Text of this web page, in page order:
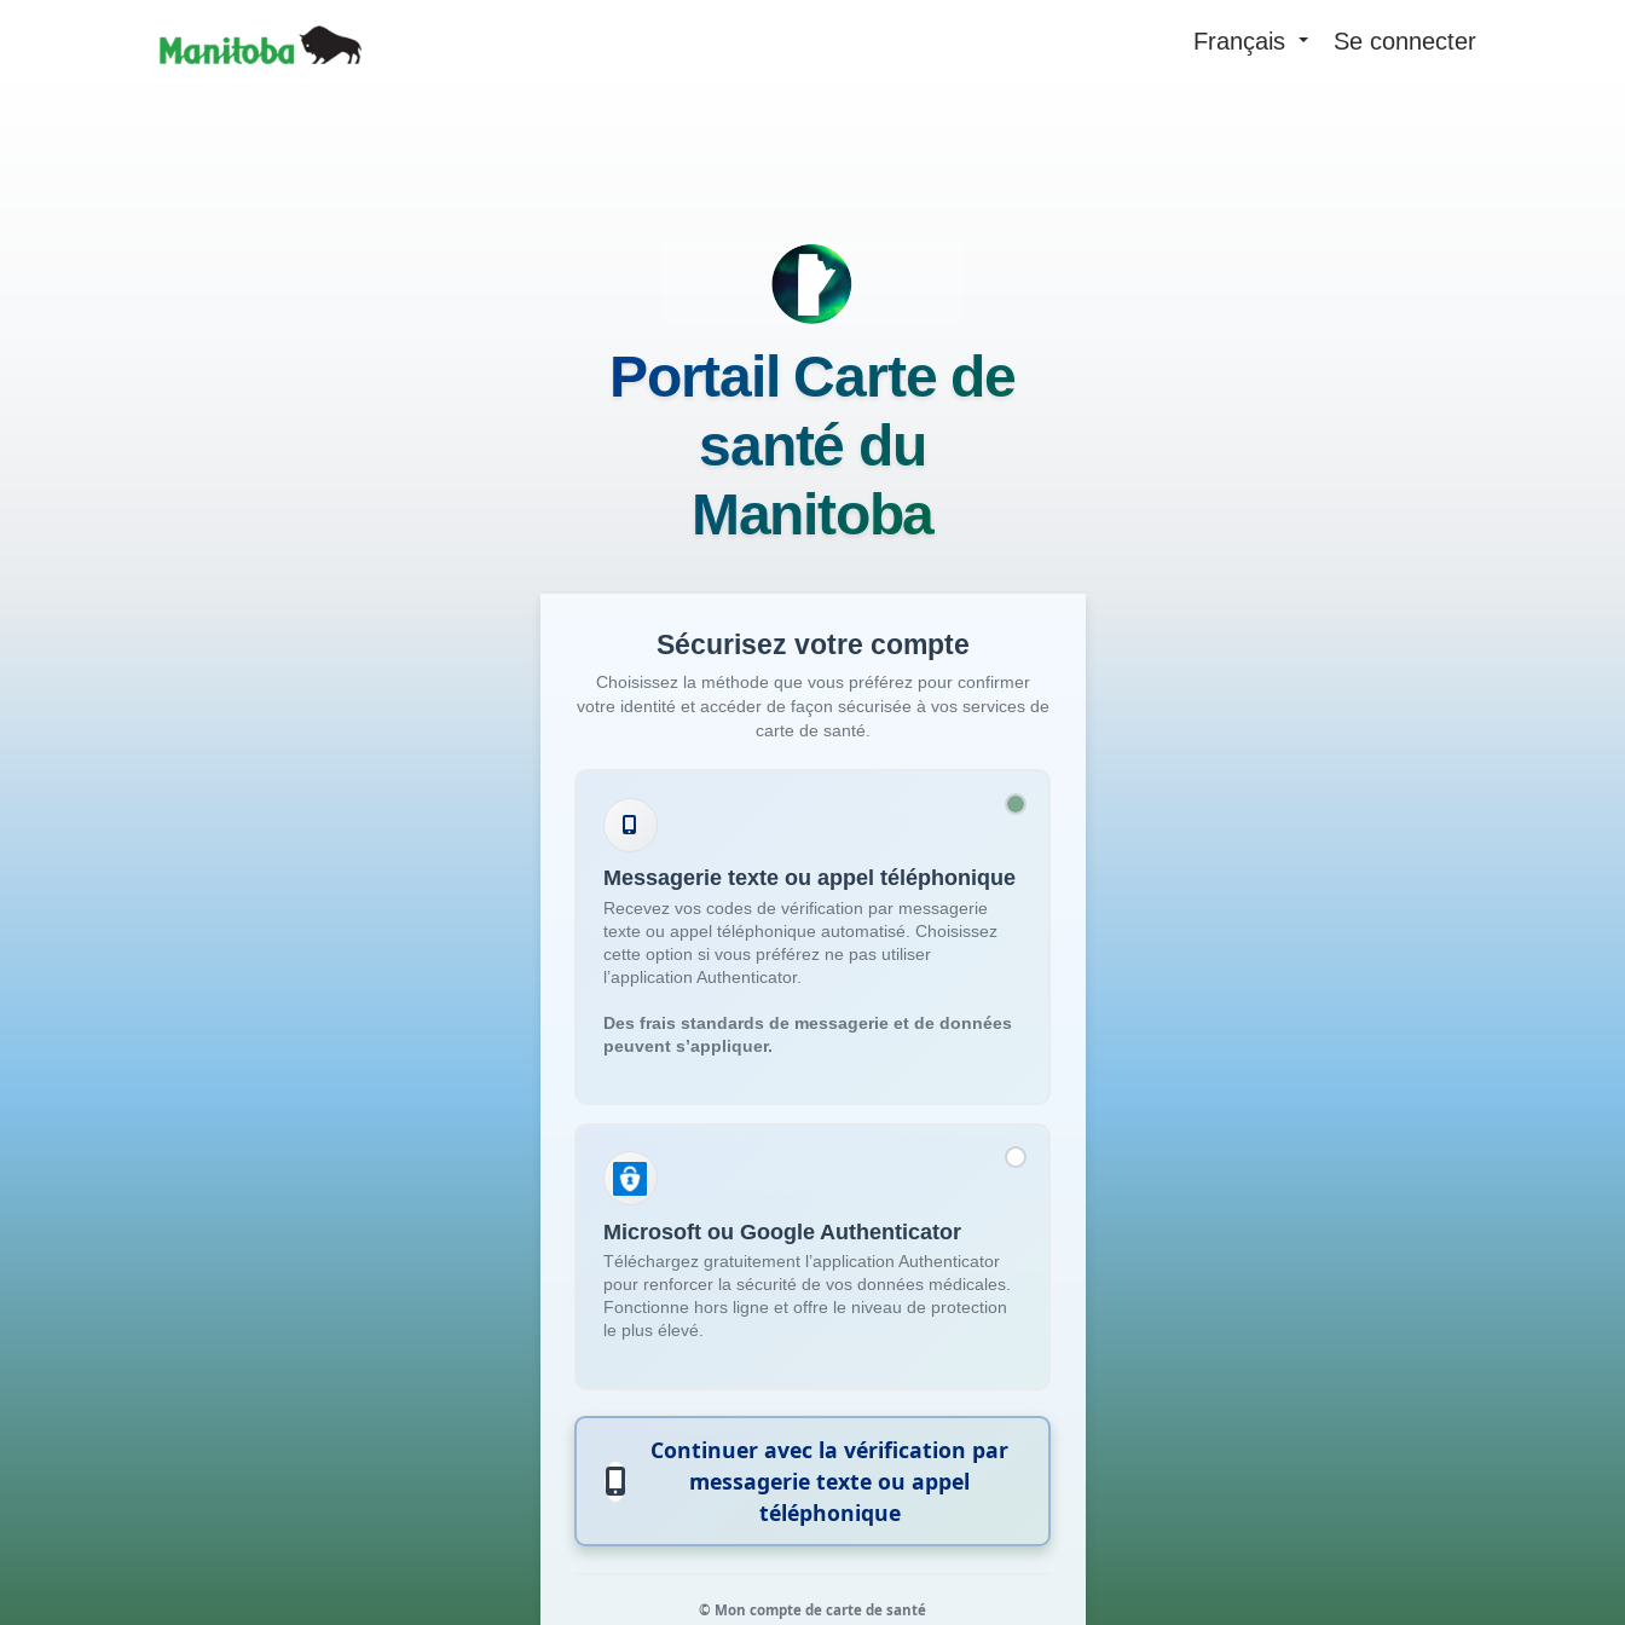
Français Se connecter
Portail Carte de
santé du
Manitoba
Sécurisez votre compte
Choisissez la méthode que vous préférez pour confirmer
votre identité et accéder de façon sécurisée à vos services de
carte de santé.
Messagerie texte ou appel téléphonique
Recevez vos codes de vérification par messagerie
texte ou appel téléphonique automatisé. Choisissez
cette option si vous préférez ne pas utiliser
l’application Authenticator.
Des frais standards de messagerie et de données
peuvent s’appliquer.
Microsoft ou Google Authenticator
Téléchargez gratuitement l’application Authenticator
pour renforcer la sécurité de vos données médicales.
Fonctionne hors ligne et offre le niveau de protection
le plus élevé.
Continuer avec la vérification par
messagerie texte ou appel
téléphonique
© Mon compte de carte de santé